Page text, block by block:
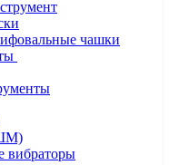
чашки
вибраторы